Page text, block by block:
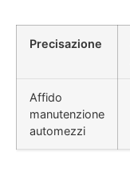
Precisazione
Affido
manutenzione
automezzi